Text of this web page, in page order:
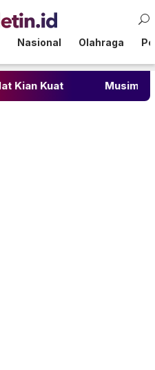
Nasional Olahraga
Musim Kemarau Picu